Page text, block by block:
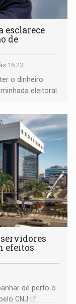
esclarece
de
16:23
o dinheiro
eleitoral
efeitos
de perto o
CNJ